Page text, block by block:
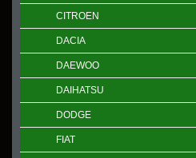
CITROEN
DACIA
DAEWOO
DAIHATSU
DODGE
FIAT